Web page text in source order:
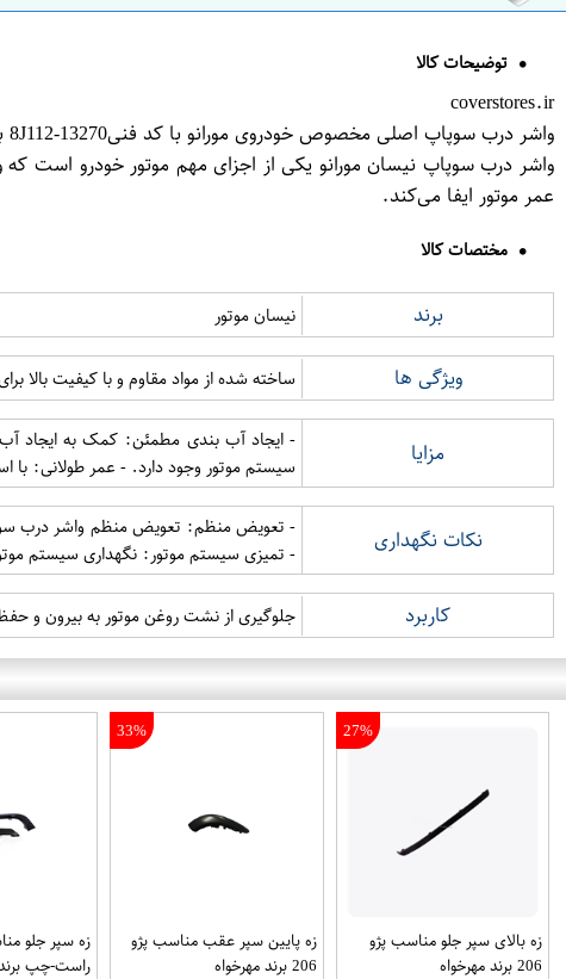
توضیحات کالا
coverstores.ir
واشر درب سوپاپ اصلی مخصوص خودروی مورانو با کد فنی13270-8J112 برند نیسان موتور فروشگاه مگا موتو
واشر درب سوپاپ نیسان مورانو یکی از اجزای مهم موتور خودرو
عمر موتور ایفا می‌کند.
مختصات کالا
برند نیسان موتور
ویژگی ها ساخته شده از مواد مقاوم و با کیفیت
مزایا
- ایجاد آب بندی مطمئن: کمک به ایجاد آب
سیستم موتور وجود دارد. - عمر طولانی: با
نکات نگهداری
- تعویض منظم: تعویض منظم واشر درب
- تمیزی سیستم موتور: نگهداری سیستم
کاربرد جلوگیری از نشت روغن موتور به بیرون و
27%
زه بالای سپر جلو مناسب پژو
206 برند مهرخواه
33%
زه پایین سپر عقب مناسب پژو
206 برند مهرخواه
زه سپر جلو
راست-چپ برند